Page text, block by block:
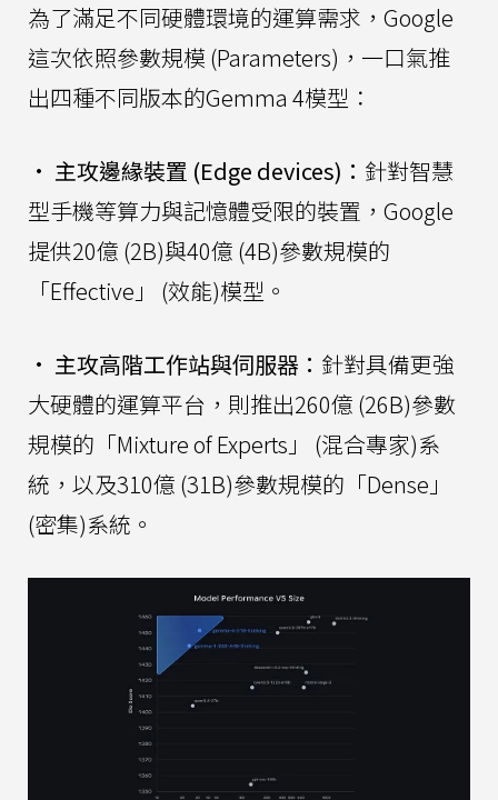
為了滿足不同硬體環境的運算需求，Google
這次依照參數規模 (Parameters)，一口氣推
出四種不同版本的Gemma 4模型：
• 主攻邊緣裝置 (Edge devices)： 針對智慧
型手機等算力與記憶體受限的裝置，Google
提供20億 (2B)與40億 (4B)參數規模的
「Effective」 (效能)模型。
• 主攻高階工作站與伺服器： 針對具備更強
大硬體的運算平台，則推出260億 (26B)參數
規模的「Mixture of Experts」 (混合專家)系
統，以及310億 (31B)參數規模的「Dense」
(密集)系統。